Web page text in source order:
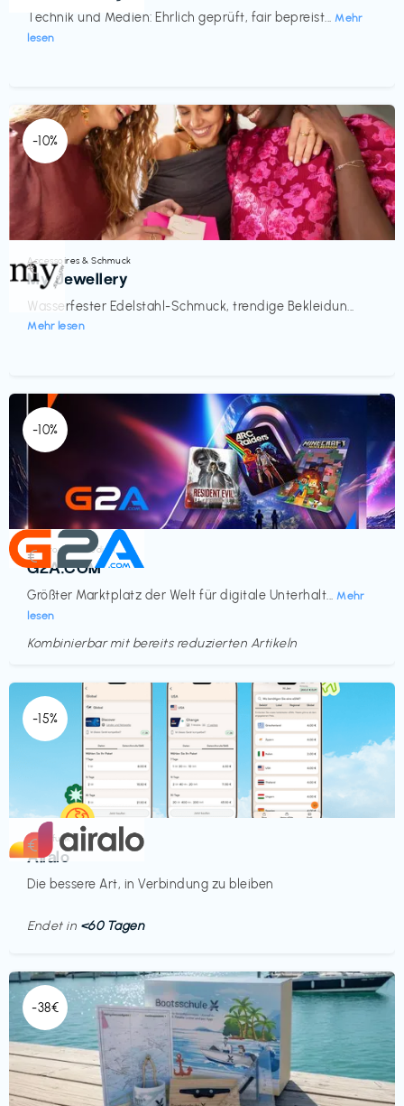
Technik und Medien: Ehrlich geprüft, fair bepreist... Mehr
lesen
-10%
Accessoires & Schmuck
My Jewellery
Wasserfester Edelstahl-Schmuck, trendige Bekleidun...
Mehr lesen
€‎
-10%
Elektronik & Medien
G2A.COM
Größter Marktplatz der Welt für digitale Unterhalt... Mehr
lesen
€‎
Kombinierbar mit bereits reduzierten Artikeln
-15%
Mobilfunk
Airalo
Die bessere Art, in Verbindung zu bleiben
€‎
Endet in <60 Tagen
-38€